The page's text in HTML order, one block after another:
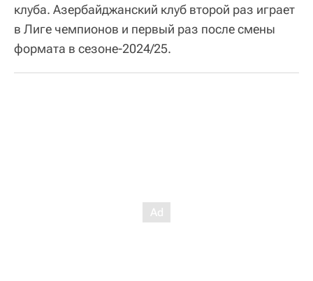
клуба. Азербайджанский клуб второй раз играет
в Лиге чемпионов и первый раз после смены
формата в сезоне-2024/25.